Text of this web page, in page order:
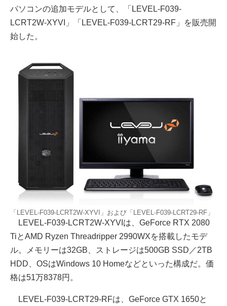
パソコンの追加モデルとして、「LEVEL-F039-
LCRT2W-XYVI」「LEVEL-F039-LCRT29-RF」を販売開
始した。
「LEVEL-F039-LCRT2W-XYVI」および「LEVEL-F039-LCRT29-RF」
LEVEL-F039-LCRT2W-XYVIは、GeForce RTX 2080
TiとAMD Ryzen Threadripper 2990WXを搭載したモデ
ル。メモリーは32GB、ストレージは500GB SSD／2TB
HDD、OSはWindows 10 Homeなどといった構成だ。価
格は51万8378円。
LEVEL-F039-LCRT29-RFは、GeForce GTX 1650と